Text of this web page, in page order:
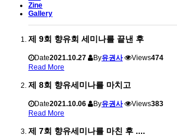
Zine
Gallery
제 9회 향유회 세미나를 끝낸 후
Date2021.10.27 By유권사 Views474
Read More
제 8회 향유세미나를 마치고
Date2021.10.06 By유권사 Views383
Read More
제 7회 향유세미나를 마친 후 ....